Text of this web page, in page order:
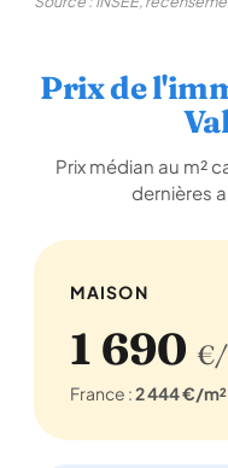
Prix de
Prix médian au m²
dernières
MAISON
1 690 €/
France :2 444 €/m²